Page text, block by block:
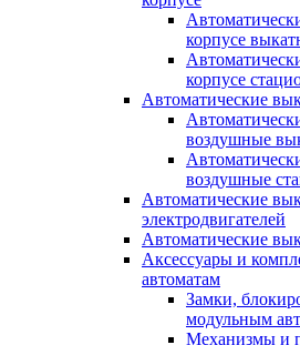
корпусе
корпусе
Автоматические
воздушные
воздушные
Автоматические
электродвигателей
Автоматические
Аксессуары и
автоматам
Замки,
модульным
Механизмы и